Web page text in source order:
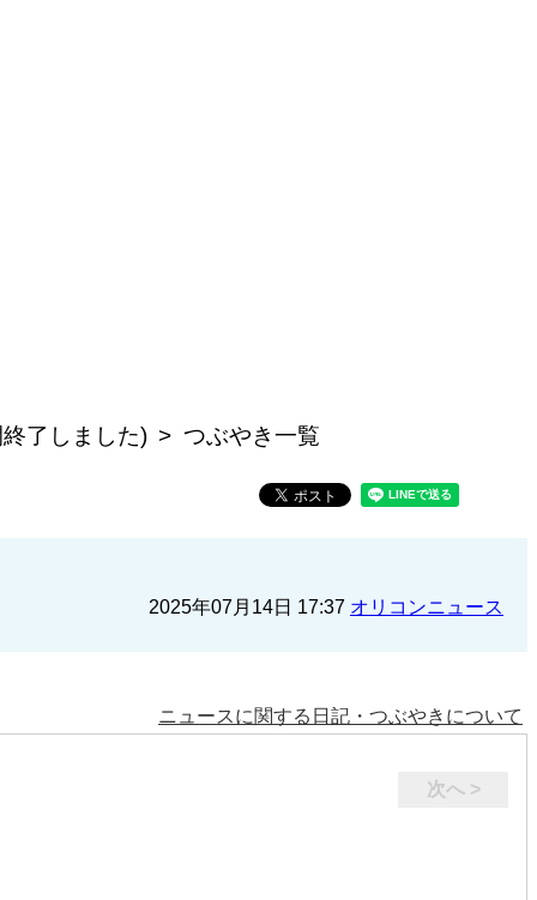
了しました) つぶやき一覧
2025年07月14日 17:37 オリコンニュース
ニュースに関する日記・つぶやきについて
次へ >